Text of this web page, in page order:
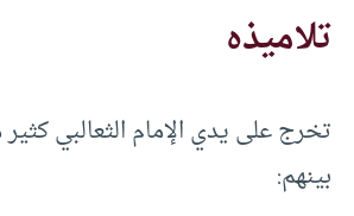
تلاميذه
تخرج على يدي الإمام الثعالبي كثير
بينهم: